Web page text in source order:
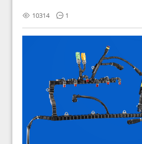
10314 1